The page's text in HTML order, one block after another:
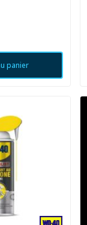
panier